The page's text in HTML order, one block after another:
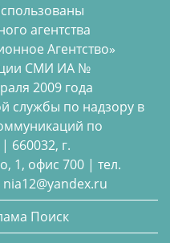
агентства
Агентство»
СМИ ИА №
2009 года
службы по надзору в
по
660032, г.
1, офис 700 | тел.
Поиск